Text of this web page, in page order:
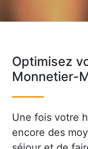
Optimisez
Monnetier-
Une fois votre
encore des